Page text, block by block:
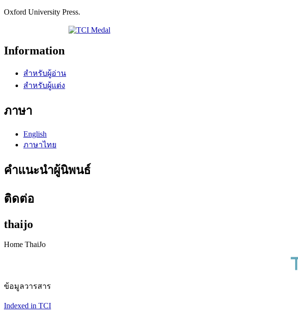
Oxford University Press.
Information
สำหรับผู้อ่าน
สำหรับผู้แต่ง
ภาษา
English
ภาษาไทย
คำแนะนำผู้นิพนธ์
ติดต่อ
thaijo
Home ThaiJo
ข้อมูลวารสาร
Indexed in TCI